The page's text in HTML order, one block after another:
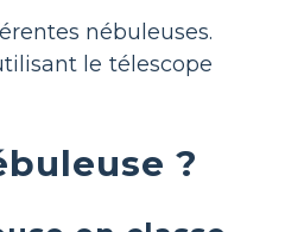
nébuleuses.
le télescope
?